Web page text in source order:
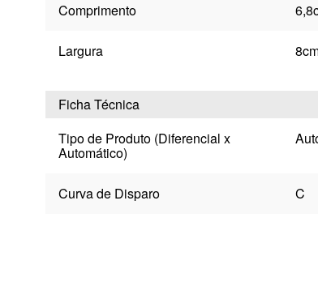
Comprimento
Largura
Ficha Técnica
Tipo de Produto (Diferencial x
Automático)
Curva de Disparo C